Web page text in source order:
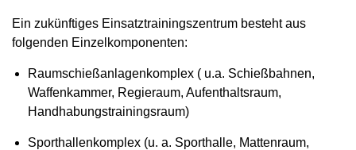
Ein zukünftiges Einsatztrainingszentrum besteht aus
folgenden Einzelkomponenten:
Raumschießanlagenkomplex ( u.a. Schießbahnen,
Waffenkammer, Regieraum, Aufenthaltsraum,
Handhabungstrainingsraum)
Sporthallenkomplex (u. a. Sporthalle, Mattenraum,